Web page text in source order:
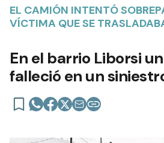
EL CAMIÓN INTENTÓ
VÍCTIMA QUE SE
En el barrio Liborsi
falleció en un